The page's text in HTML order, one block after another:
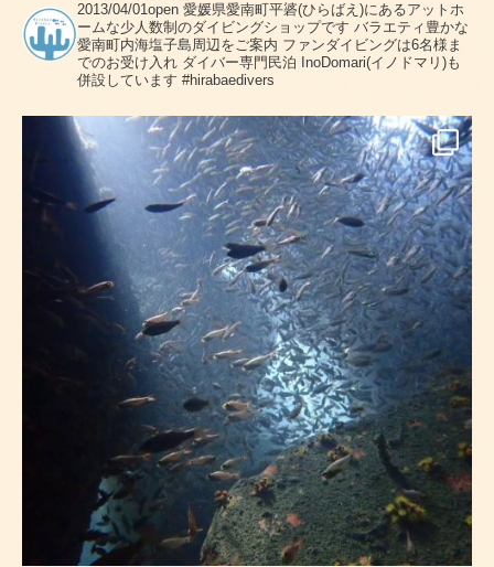
2013/04/01open 愛媛県愛南町平碆(ひらばえ)にあるアットホ
ームな少人数制のダイビングショップです バラエティ豊かな
愛南町内海塩子島周辺をご案内 ファンダイビングは6名様ま
でのお受け入れ ダイバー専門民泊 InoDomari(イノドマリ)も
併設しています #hirabaedivers